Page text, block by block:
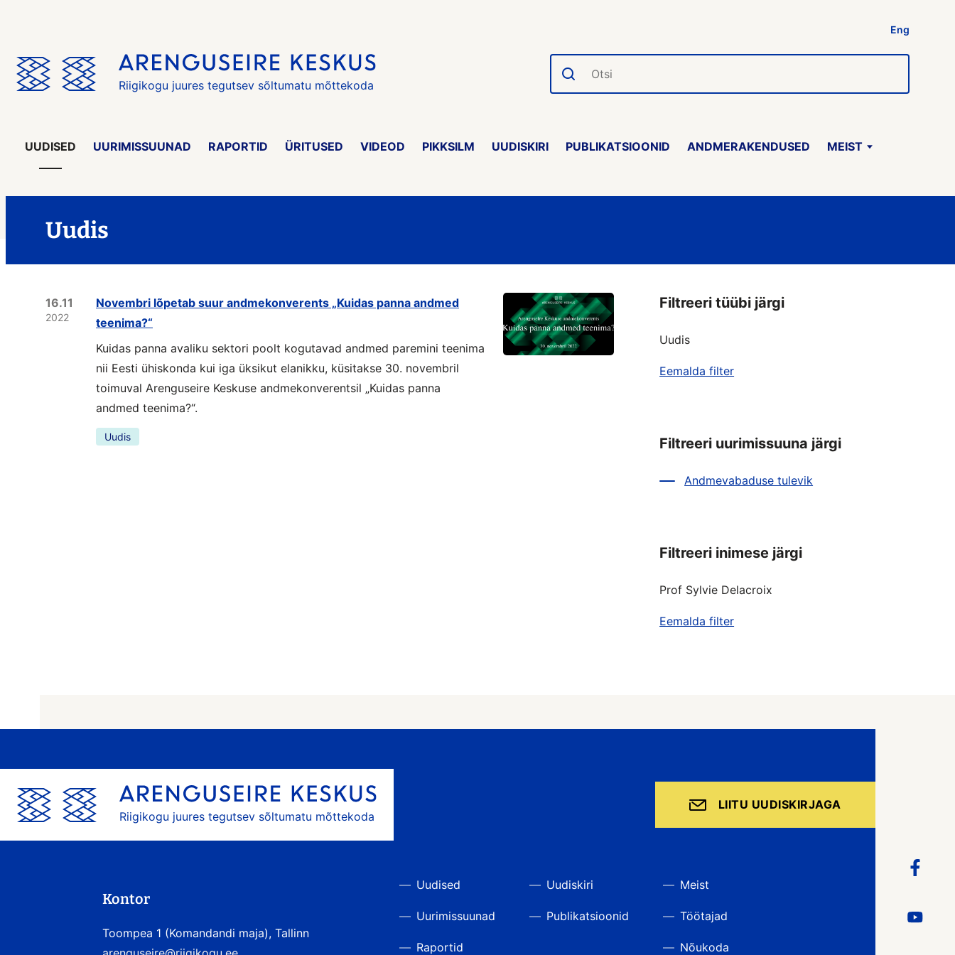
Eng
Riigikogu juures tegutsev sõltumatu mõttekoda
Otsi
UUDISED UURIMISSUUNAD RAPORTID ÜRITUSED VIDEOD PIKKSILM UUDISKIRI PUBLIKATSIOONID ANDMERAKENDUSED MEIST
Uudis
16.11
2022
Novembri lõpetab suur andmekonverents „Kuidas panna andmed
teenima?“
Kuidas panna avaliku sektori poolt kogutavad andmed paremini teenima
nii Eesti ühiskonda kui iga üksikut elanikku, küsitakse 30. novembril
toimuval Arenguseire Keskuse andmekonverentsil „Kuidas panna
andmed teenima?“.
Uudis
Filtreeri tüübi järgi
Uudis
Eemalda filter
Filtreeri uurimissuuna järgi
Andmevabaduse tulevik
Filtreeri inimese järgi
Prof Sylvie Delacroix
Eemalda filter
Riigikogu juures tegutsev sõltumatu mõttekoda
LIITU UUDISKIRJAGA
Kontor
Toompea 1 (Komandandi maja), Tallinn
Uudised
Uurimissuunad
Raportid
Uudiskiri
Publikatsioonid
Meist
Töötajad
Nõukoda